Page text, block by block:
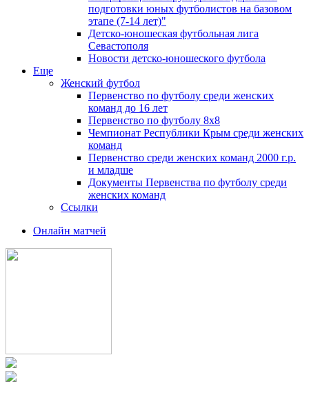
подготовки юных футболистов на базовом
этапе (7-14 лет)"
Детско-юношеская футбольная лига
Севастополя
Новости детско-юношеского футбола
Еще
Женский футбол
Первенство по футболу среди женских
команд до 16 лет
Первенство по футболу 8х8
Чемпионат Республики Крым среди женских
команд
Первенство среди женских команд 2000 г.р.
и младше
Документы Первенства по футболу среди
женских команд
Ссылки
Онлайн матчей